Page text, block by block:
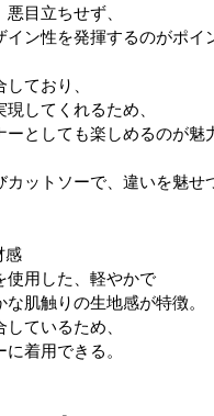
目立ちせず、
イン性を発揮するのがポイ
ており、
してくれるため、
としても楽しめるのが魅
ットソーで、違いを魅せ
感
使用した、軽やかで
肌触りの生地感が特徴。
ているため、
着用できる。